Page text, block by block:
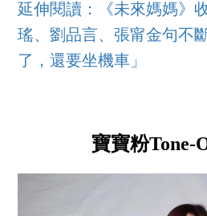
延伸閱讀：
《未來媽媽》
瑤、劉品言、張甯金句不
了，還要坐機車」
寶寶粉Tone-